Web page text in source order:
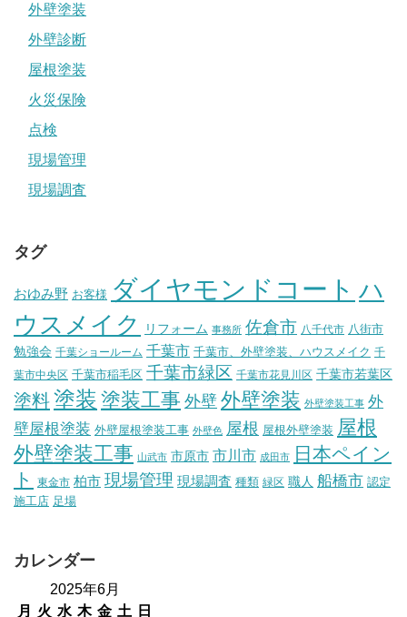
外壁塗装
外壁診断
屋根塗装
火災保険
点検
現場管理
現場調査
タグ
おゆみ野 お客様 ダイヤモンドコート ハ
ウスメイク
リフォーム 事務所 佐倉市 八千代市 八街市
勉強会 千葉ショールーム 千葉市 千葉市、外壁塗装、ハウスメイク 千
葉市中央区 千葉市稲毛区 千葉市緑区 千葉市花見川区 千葉市若葉区
塗料塗装 塗装工事 外壁 外壁塗装 外壁塗装工事 外
壁屋根塗装 外壁屋根塗装工事 外壁色 屋根 屋根外壁塗装 屋根
外壁塗装工事 山武市 市原市 市川市 成田市
日本ペイン
ト
東金市 柏市 現場管理 現場調査 種類 緑区 職人 船橋市 認定
施工店 足場
カレンダー
2025年6月
月
火 水 木 金 土 日